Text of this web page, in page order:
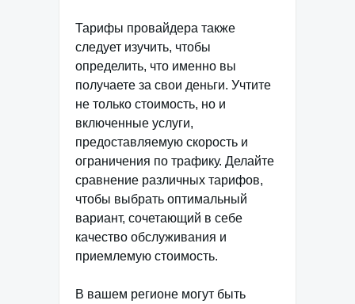
Тарифы провайдера также
следует изучить, чтобы
определить, что именно вы
получаете за свои деньги. Учтите
не только стоимость, но и
включенные услуги,
предоставляемую скорость и
ограничения по трафику. Делайте
сравнение различных тарифов,
чтобы выбрать оптимальный
вариант, сочетающий в себе
качество обслуживания и
приемлемую стоимость.
В вашем регионе могут быть